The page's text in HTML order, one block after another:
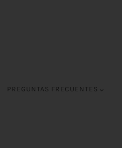
PREGUNTAS FRECUENTES